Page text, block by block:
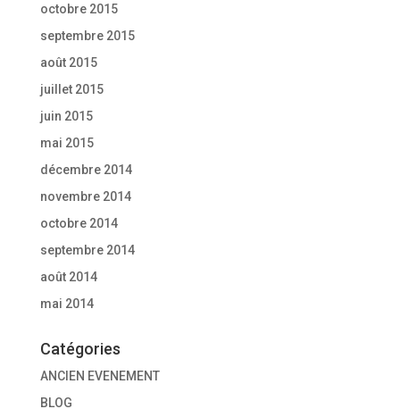
octobre 2015
septembre 2015
août 2015
juillet 2015
juin 2015
mai 2015
décembre 2014
novembre 2014
octobre 2014
septembre 2014
août 2014
mai 2014
Catégories
ANCIEN EVENEMENT
BLOG